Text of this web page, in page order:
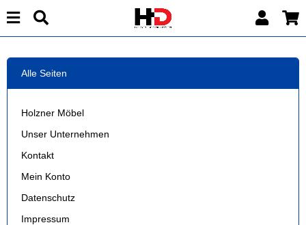
Alle Seiten
Holzner Möbel
Unser Unternehmen
Kontakt
Mein Konto
Datenschutz
Impressum